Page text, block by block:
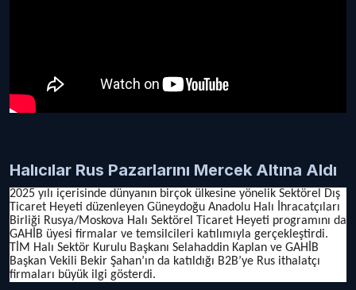
Halıcılar Rus Pazarlarını Mercek Altına Aldı
2025 yılı içerisinde dünyanın birçok ülkesine yönelik Sektörel Dış
Ticaret Heyeti düzenleyen Güneydoğu Anadolu Halı İhracatçıları
Birliği Rusya/Moskova Halı Sektörel Ticaret Heyeti programını da
GAHİB üyesi firmalar ve temsilcileri katılımıyla gerçekleştirdi.
TİM Halı Sektör Kurulu Başkanı Selahaddin Kaplan ve GAHİB
Başkan Vekili Bekir Şahan’ın da katıldığı B2B’ye Rus ithalatçı
firmaları büyük ilgi gösterdi.